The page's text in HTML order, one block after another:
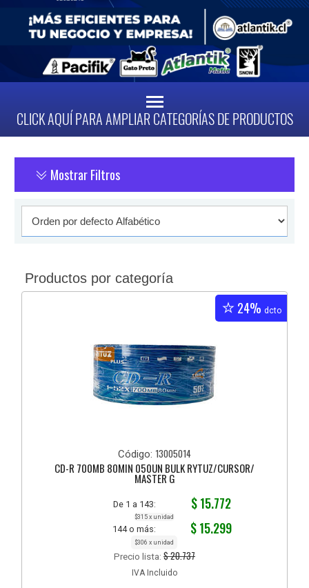
CLICK AQUÍ PARA AMPLIAR CATEGORÍAS DE PRODUCTOS
Mostrar Filtros
Productos por categoría
24% dcto
Código: 13005014
CD-R 700MB 80MIN 050UN BULK RYTUZ/CURSOR/
MASTER G
De 1 a 143: $ 15.772
$315 x unidad
144 o más: $ 15.299
$306 x unidad
Precio lista: $ 20.737
IVA Incluido